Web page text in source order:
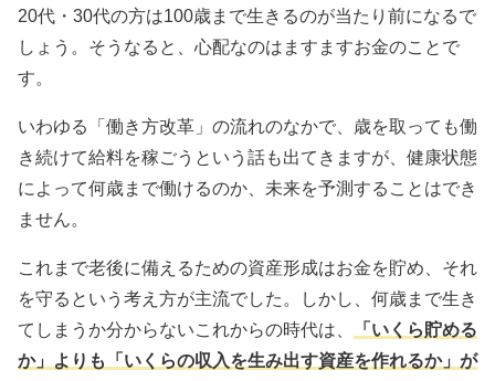
20代・30代の方は100歳まで生きるのが当たり前になるで
しょう。そうなると、心配なのはますますお金のことで
す。
いわゆる「働き方改革」の流れのなかで、歳を取っても働
き続けて給料を稼ごうという話も出てきますが、健康状態
によって何歳まで働けるのか、未来を予測することはでき
ません。
これまで老後に備えるための資産形成はお金を貯め、それ
を守るという考え方が主流でした。しかし、何歳まで生き
てしまうか分からないこれからの時代は、
「いくら貯める
か」よりも「いくらの収入を生み出す資産を作れるか」が